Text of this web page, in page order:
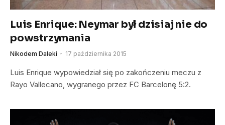
Luis Enrique: Neymar był dzisiaj nie do
powstrzymania
Nikodem Daleki 17 października 2015
Luis Enrique wypowiedział się po zakończeniu meczu z
Rayo Vallecano, wygranego przez FC Barcelonę 5:2.